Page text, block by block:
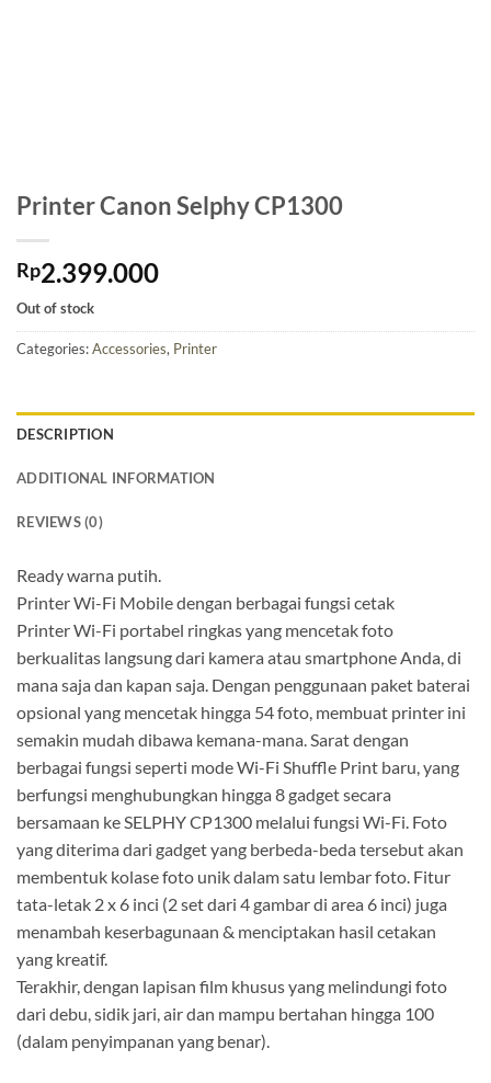
Printer Canon Selphy CP1300
Rp2.399.000
Out of stock
Categories:Accessories, Printer
DESCRIPTION
ADDITIONAL INFORMATION
REVIEWS (0)
Ready warna putih.
Printer Wi-Fi Mobile dengan berbagai fungsi cetak
Printer Wi-Fi portabel ringkas yang mencetak foto
berkualitas langsung dari kamera atau smartphone Anda, di
mana saja dan kapan saja. Dengan penggunaan paket baterai
opsional yang mencetak hingga 54 foto, membuat printer ini
semakin mudah dibawa kemana-mana. Sarat dengan
berbagai fungsi seperti mode Wi-Fi Shuffle Print baru, yang
berfungsi menghubungkan hingga 8 gadget secara
bersamaan ke SELPHY CP1300 melalui fungsi Wi-Fi. Foto
yang diterima dari gadget yang berbeda-beda tersebut akan
membentuk kolase foto unik dalam satu lembar foto. Fitur
tata-letak 2 x 6 inci (2 set dari 4 gambar di area 6 inci) juga
menambah keserbagunaan & menciptakan hasil cetakan
yang kreatif.
Terakhir, dengan lapisan film khusus yang melindungi foto
dari debu, sidik jari, air dan mampu bertahan hingga 100
(dalam penyimpanan yang benar).